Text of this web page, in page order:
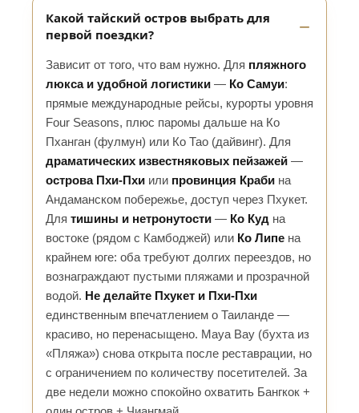
Какой тайский остров выбрать для
первой поездки?
Зависит от того, что вам нужно. Для пляжного
люкса и удобной логистики — Ко Самуи:
прямые международные рейсы, курорты уровня
Four Seasons, плюс паромы дальше на Ко
Пханган (фулмун) или Ко Тао (дайвинг). Для
драматических известняковых пейзажей —
острова Пхи-Пхи или провинция Краби на
Андаманском побережье, доступ через Пхукет.
Для тишины и нетронутости — Ко Куд на
востоке (рядом с Камбоджей) или Ко Липе на
крайнем юге: оба требуют долгих переездов, но
вознаграждают пустыми пляжами и прозрачной
водой. Не делайте Пхукет и Пхи-Пхи
единственным впечатлением о Таиланде —
красиво, но перенасыщено. Maya Bay (бухта из
«Пляжа») снова открыта после реставрации, но
с ограничением по количеству посетителей. За
две недели можно спокойно охватить Бангкок +